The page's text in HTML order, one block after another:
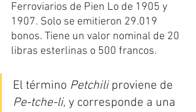
Ferroviarios de Pien Lo de 1905 y
1907. Solo se emitieron 29.019
bonos. Tiene un valor nominal de 20
libras esterlinas o 500 francos.
El término Petchili proviene de
Pe-tche-li, y corresponde a una